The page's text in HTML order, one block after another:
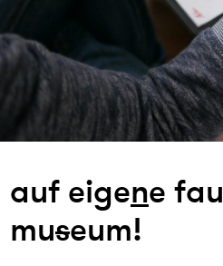
auf eigene fau
museum!